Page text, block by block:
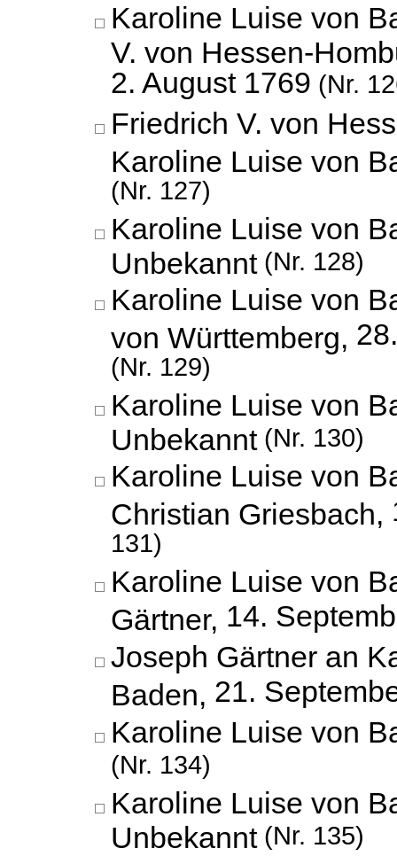
Karoline Luise von
V. von Hessen-
2. August 1769 (Nr.
Friedrich V. von
Karoline Luise von
(Nr. 127)
Karoline Luise von
Unbekannt (Nr. 128)
Karoline Luise von
von Württemberg,
(Nr. 129)
Karoline Luise von
Unbekannt (Nr. 130)
Karoline Luise von
Christian Griesbach,
131)
Karoline Luise von
Gärtner, 14.
Joseph Gärtner an
Baden, 21.
Karoline Luise von
(Nr. 134)
Karoline Luise von
Unbekannt (Nr. 135)